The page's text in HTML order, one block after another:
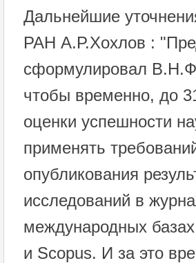
Дальнейшие
РАН А.Р.Хохлов : "
сформулировал
чтобы временно, до
оценки успешности
применять
опубликования
исследований в
международных
и Scopus. И за это